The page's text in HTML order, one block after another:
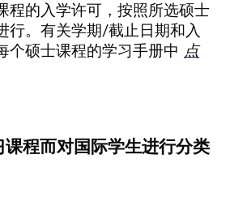
程的入学许可，按照所选硕士
行。有关学期/截止日期和入
个硕士课程的学习手册中 点
程而对国际学生进行分类